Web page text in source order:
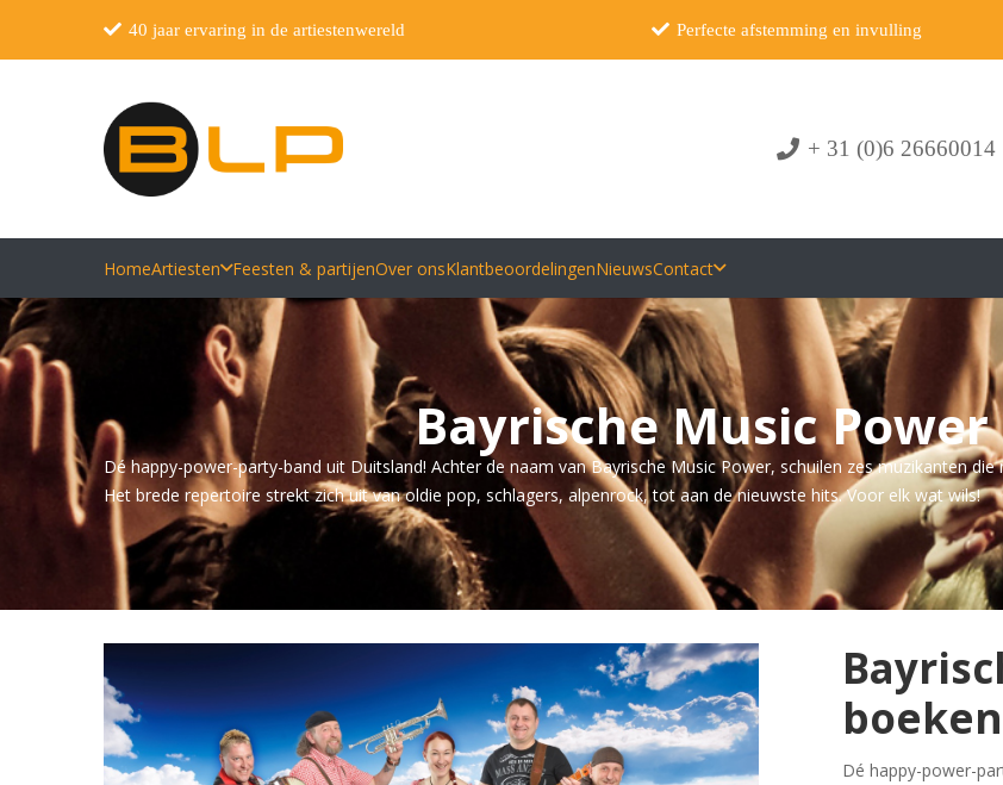
40 jaar ervaring in de artiestenwereld Perfecte afstemming en invulling
+ 31 (0)6 26660014
HomeArtiesten Feesten & partijenOver onsKlantbeoordelingenNieuwsContact
Bayrische Music
Dé happy-power-party-band uit Duitsland! Achter de naam van Bayrische Music Power, schuilen zes muzikanten
Het brede repertoire strekt zich uit van oldie pop, schlagers, alpenrock, tot aan de nieuwste hits. Voor elk wat wils!
boeken
Dé happy-power-